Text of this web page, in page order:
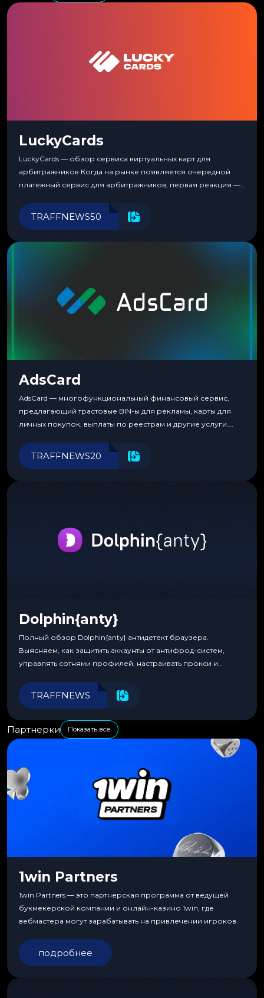
LuckyCards
LuckyCards — обзор сервиса виртуальных карт для
арбитражников Когда на рынке появляется очередной
платежный сервис для арбитражников, первая реакция —
перестаешь воспринимать всерьез любой новый продукт,
пока тот не докажет обратное делом. LuckyCards — история
TRAFFNEWS50
AdsCard
AdsCard — многофункциональный финансовый сервис,
предлагающий трастовые BIN-ы для рекламы, карты для
личных покупок, выплаты по реестрам и другие услуги.
инструменты для управления финансами.
TRAFFNEWS20
Dolphin{anty}
Полный обзор Dolphin{anty} антидетект браузера.
Выясняем, как защитить аккаунты от антифрод-систем,
управлять сотнями профилей, настраивать прокси и
эффективности.
TRAFFNEWS
Партнерки Показать все
1win Partners
1win Partners — это партнерская программа от ведущей
букмекерской компании и онлайн-казино 1win, где
вебмастера могут зарабатывать на привлечении игроков.
подробнее